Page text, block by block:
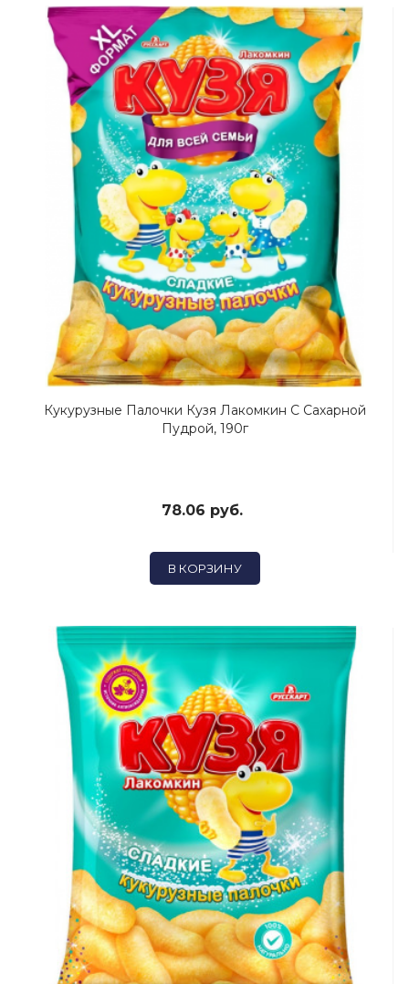
Кукурузные Палочки Кузя Лакомкин С Сахарной
Пудрой, 190г
78.06 руб.
В КОРЗИНУ